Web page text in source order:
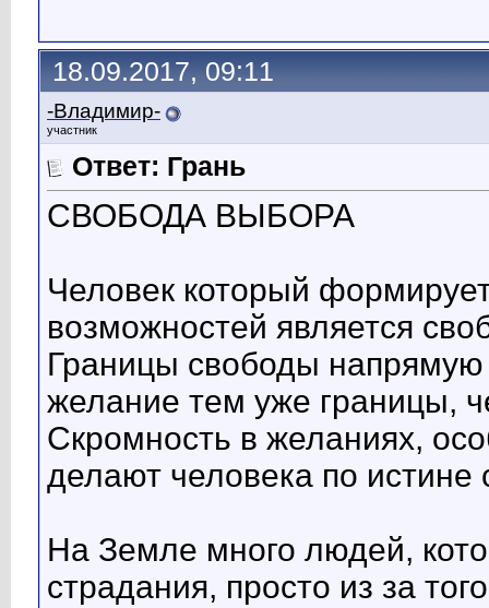
18.09.2017, 09:11
-Владимир-
участник
Ответ: Грань
СВОБОДА ВЫБОРА
Человек который
возможностей является
Границы свободы
желание тем уже границы,
Скромность в желаниях,
делают человека по
На Земле много людей,
страдания, просто из за